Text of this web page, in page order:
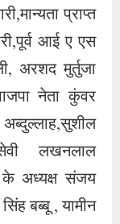
प्राप्त
आई ए एस
अरशद मुर्तुजा
नेता कुंवर
लखनलाल
के अध्यक्ष संजय
बब्बू , यामीन